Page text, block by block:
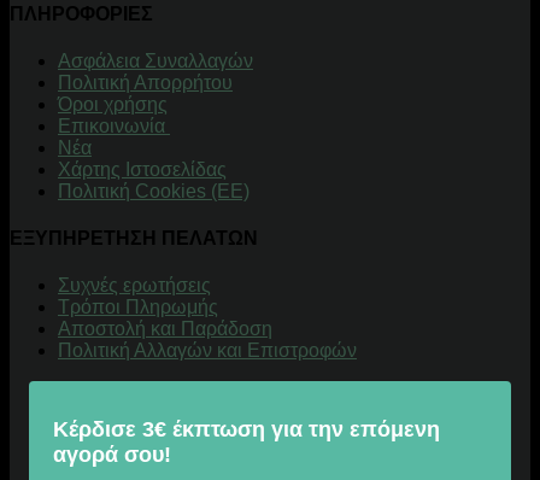
ΠΛΗΡΟΦΟΡΙΕΣ
Aσφάλεια Συναλλαγών
Πολιτική Απορρήτου
Όροι χρήσης
Επικοινωνία
Νέα
Χάρτης Ιστοσελίδας
Πολιτική Cookies (ΕΕ)
ΕΞΥΠΗΡΕΤΗΣΗ ΠΕΛΑΤΩΝ
Συχνές ερωτήσεις
Τρόποι Πληρωμής
Αποστολή και Παράδοση
Πολιτική Αλλαγών και Επιστροφών
Κέρδισε 3€ έκπτωση για την επόμενη
αγορά σου!